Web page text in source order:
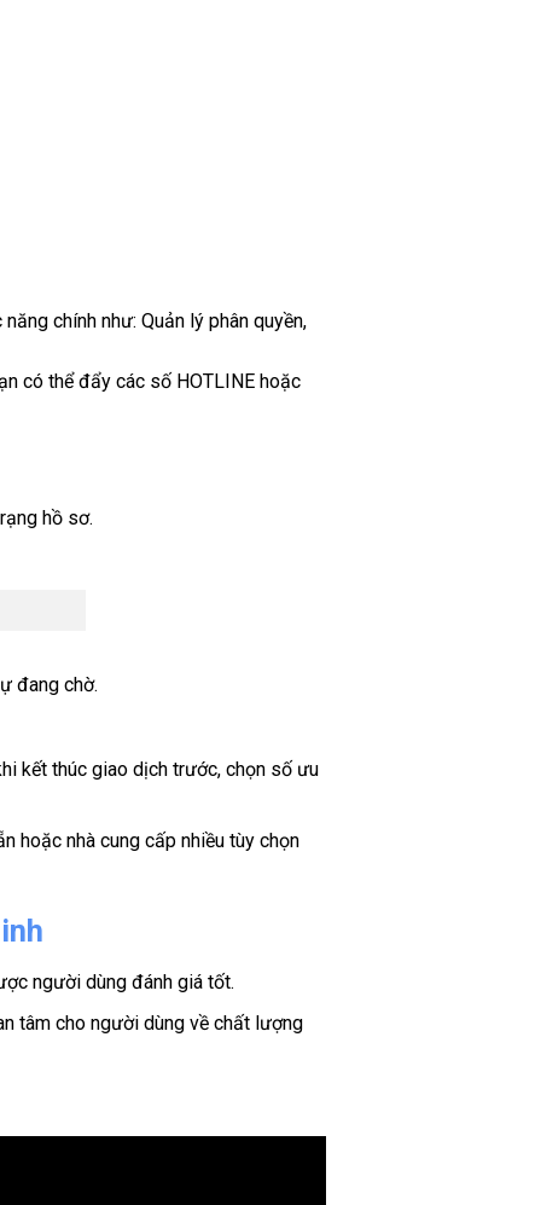
chính như: Quản lý phân quyền,
có thể đẩy các số HOTLINE hoặc
hồ sơ.
đang chờ.
kết thúc giao dịch trước, chọn số ưu
hoặc nhà cung cấp nhiều tùy chọn
người dùng đánh giá tốt.
tâm cho người dùng về chất lượng